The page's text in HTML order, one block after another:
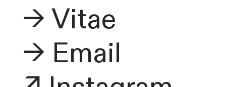
→ Vitae
→ Email